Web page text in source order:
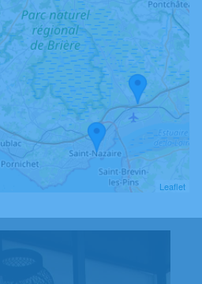
- 44600 - Saint-Nazaire
Leaflet